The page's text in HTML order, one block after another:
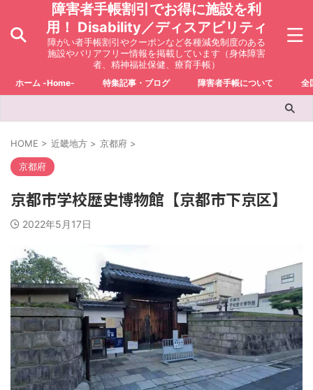
障害者手帳割引でお得に施設を利
用！ Disability／ディスアビリティ
障がい者手帳割引やクーポンなど各種減免制度のある
施設やバリアフリー情報を掲載しています（身体障害
者、精神福祉保健、療育手帳）
ホーム -Home- 特集記事・ブログ 障害者手帳について 全
HOME > 近畿地方 > 京都府 >
京都府
京都市学校歴史博物館【京都市下京区】
2022年5月17日